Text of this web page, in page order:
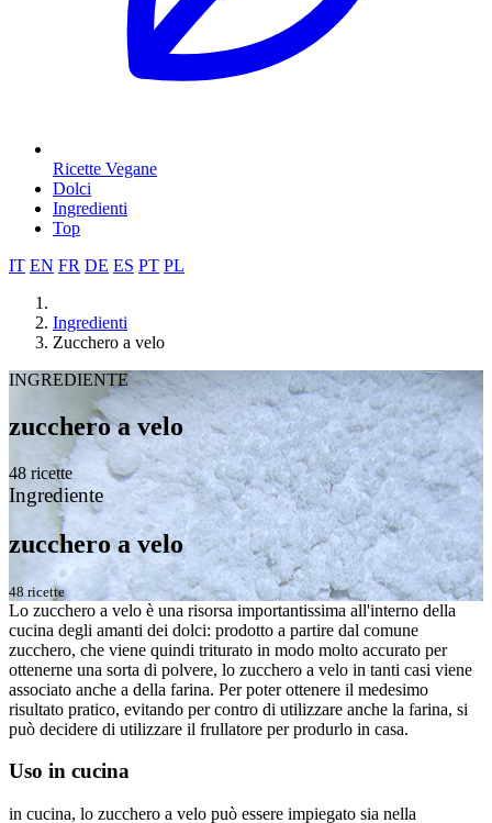
Ricette Vegane
Dolci
Ingredienti
Top
IT EN FR DE ES PT PL
Ingredienti
Zucchero a velo
INGREDIENTE
zucchero a velo
48 ricette
Ingrediente
zucchero a velo
48 ricette
Lo zucchero a velo è una risorsa importantissima all'interno della
cucina degli amanti dei dolci: prodotto a partire dal comune
zucchero, che viene quindi triturato in modo molto accurato per
ottenerne una sorta di polvere, lo zucchero a velo in tanti casi viene
associato anche a della farina. Per poter ottenere il medesimo
risultato pratico, evitando per contro di utilizzare anche la farina, si
può decidere di utilizzare il frullatore per produrlo in casa.
Uso in cucina
in cucina, lo zucchero a velo può essere impiegato sia nella